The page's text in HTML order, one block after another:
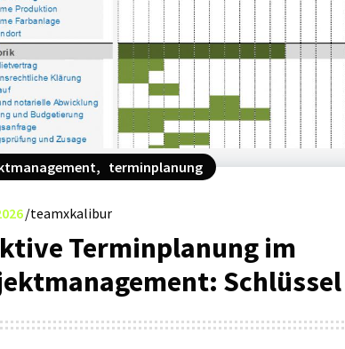
, terminplanung
teamxkalibur
Terminplanung im